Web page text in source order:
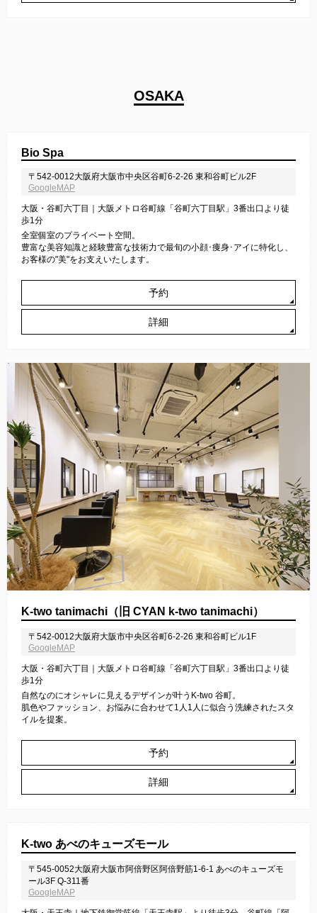
OSAKA
Bio Spa
〒542-0012大阪府大阪市中央区谷町6-2-26 東和谷町ビル2F
GoogleMAP
大阪・谷町六丁目｜大阪メトロ谷町線「谷町六丁目駅」3番出口より徒
歩1分
全室個室のプライベート空間。
豊富な美容知識と経験豊富な技術力で最旬の小顔･痩身･アイに特化し、
お客様の"美"をお支えいたします。
予約
詳細
K-two tanimachi（旧 CYAN k-two tanimachi）
〒542-0012大阪府大阪市中央区谷町6-2-26 東和谷町ビル1F
GoogleMAP
大阪・谷町六丁目｜大阪メトロ谷町線「谷町六丁目駅」3番出口より徒
歩1分
自然なのにオシャレに見えるデザインが叶うK-two 谷町。
肌色やファッション、お悩みに合わせて1人1人に似合う洗練されたスタ
イルを提案。
予約
詳細
K-two あべのキューズモール
〒545-0052大阪府大阪市阿倍野区阿倍野筋1-6-1 あべのキューズモ
ール3F Q-311番
GoogleMAP